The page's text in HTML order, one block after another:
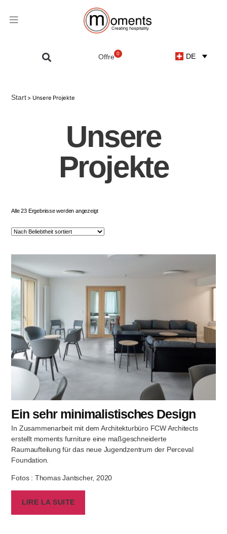
0 DE
Start> Unsere Projekte
Unsere
Projekte
Alle 23 Ergebnisse werden angezeigt
Ein sehr minimalistisches Design
In Zusammenarbeit mit dem Architekturbüro FCW Architects
erstellt moments furniture eine maßgeschneiderte
Raumaufteilung für das neue Jugendzentrum der Perceval
Foundation.
Fotos : Thomas Jantscher, 2020
LIRE LA SUITE